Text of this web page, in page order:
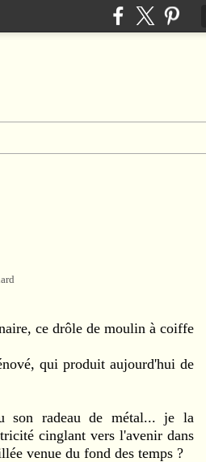
ce drôle de moulin à coiffe
qui produit aujourd'hui de
son radeau de métal... je la
cinglant vers l'avenir dans
venue du fond des temps ?